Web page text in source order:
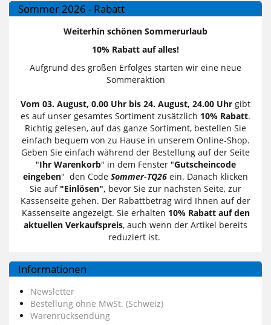
Sommer 2026 - Rabatt
Weiterhin schönen Sommerurlaub
10% Rabatt auf alles!
Aufgrund des großen Erfolges starten wir eine neue
Sommeraktion
Vom 03. August, 0.00 Uhr bis 24. August, 24.00 Uhr gibt
es auf unser gesamtes Sortiment zusätzlich 10% Rabatt.
Richtig gelesen, auf das ganze Sortiment, bestellen Sie
einfach bequem von zu Hause in unserem Online-Shop.
Geben Sie einfach während der Bestellung auf der Seite
"Ihr Warenkorb" in dem Fenster "Gutscheincode
eingeben" den Code Sommer-TQ26 ein. Danach klicken
Sie auf "Einlösen", bevor Sie zur nächsten Seite, zur
Kassenseite gehen. Der Rabattbetrag wird Ihnen auf der
Kassenseite angezeigt. Sie erhalten 10% Rabatt auf den
aktuellen Verkaufspreis, auch wenn der Artikel bereits
reduziert ist.
Informationen
Newsletter
Bestellung ohne MwSt. (Schweiz)
Warenrücksendung